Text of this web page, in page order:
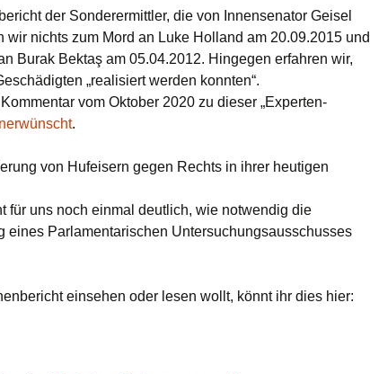
der Sonderermittler, die von Innensenator Geisel
wir nichts zum Mord an Luke Holland am 20.09.2015 und
Burak Bektaş am 05.04.2012. Hingegen erfahren wir,
„realisiert werden konnten“.
vom Oktober 2020 zu dieser „Experten-
.
von Hufeisern gegen Rechts in ihrer heutigen
für uns noch einmal deutlich, wie notwendig die
eines Parlamentarischen Untersuchungsausschusses
einsehen oder lesen wollt, könnt ihr dies hier: